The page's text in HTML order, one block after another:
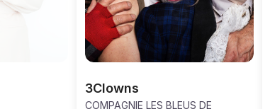
3Clowns
COMPAGNIE LES BLEUS DE